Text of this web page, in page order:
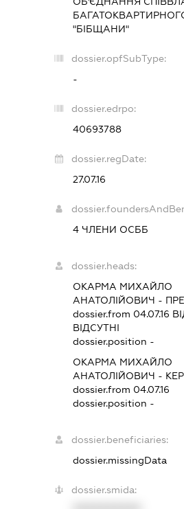
"БІБЩАНИ"
dossier.opfSubType:
-
dossier.edrpo:
40693788
dossier.regDate:
27.07.16
4 ЧЛЕНИ ОСББ
dossier.heads:
ОКАРМА МИХАЙЛО
АНАТОЛІЙОВИЧ -
dossier.from 04.07.16
ВІДСУТНІ
dossier.position -
ОКАРМА МИХАЙЛО
АНАТОЛІЙОВИЧ -
dossier.from 04.07.16
dossier.position -
dossier.beneficiaries:
dossier.missingData
dossier.smida: